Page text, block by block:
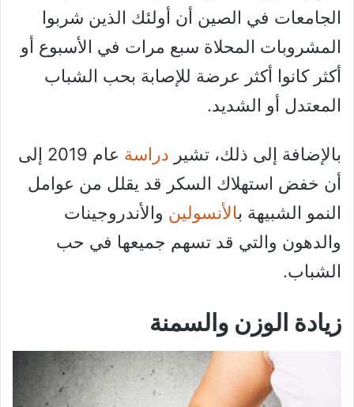
الجامعات في الصين أن أولئك الذين شربوا
المشروبات المحلاة سبع مرات في الأسبوع أو
أكثر كانوا أكثر عرضة للإصابة بحب الشباب
المعتدل أو الشديد.
بالإضافة إلى ذلك، تشير دراسة
عام 2019 إلى
أن خفض استهلاك السكر قد يقلل من عوامل
النمو الشبيهة بالأنسولين والأندروجينات
والدهون والتي قد تسهم جميعها في حب
الشباب.
زيادة الوزن والسمنة